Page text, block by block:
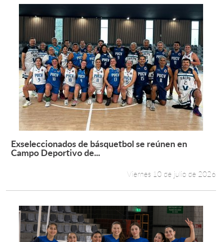
Leer más +
Exseleccionados de básquetbol se reúnen en
Campo Deportivo de...
Viernes 10 de julio de 2026